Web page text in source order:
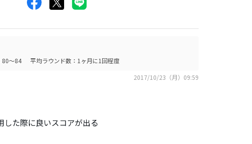
80～84
平均ラウンド数：1ヶ月に1回程度
2017/10/23（月）09:59
た際に良いスコアが出る